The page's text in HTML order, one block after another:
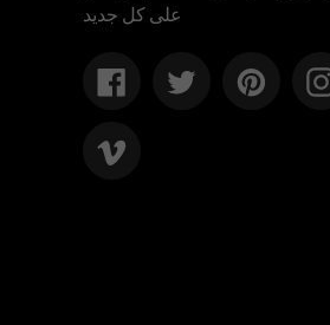
على كل جديد
Facebook Twitter